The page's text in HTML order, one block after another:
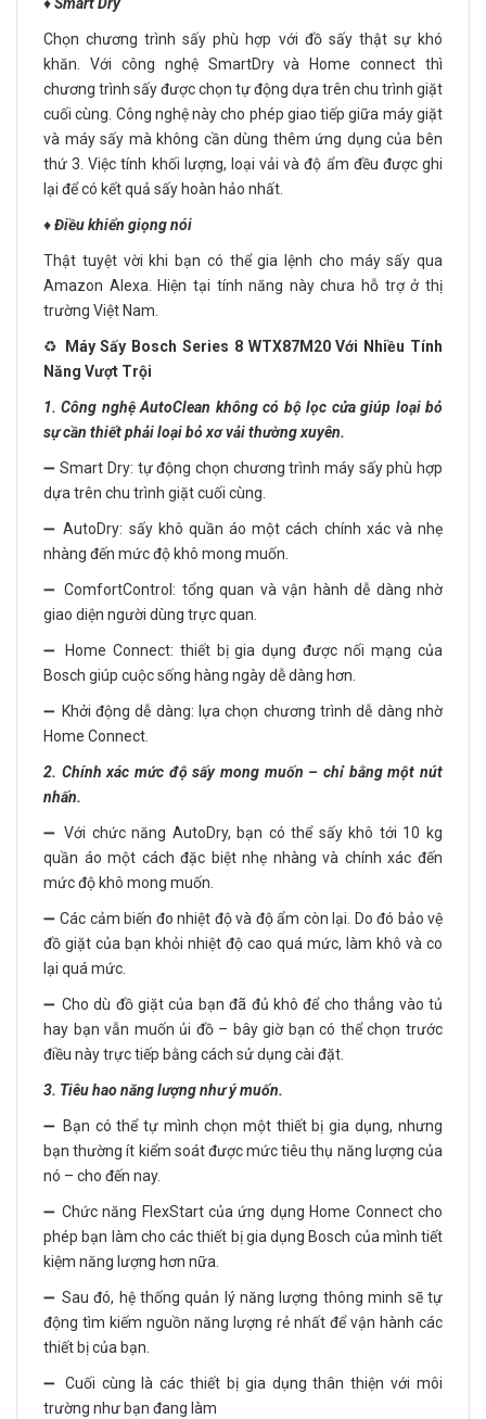
Chọn chương trình sấy phù hợp với đồ sấy thật sự khó
khăn. Với công nghệ SmartDry và Home connect thì
chương trình sấy được chọn tự động dựa trên chu trình giặt
cuối cùng. Công nghệ này cho phép giao tiếp giữa máy giặt
và máy sấy mà không cần dùng thêm ứng dụng của bên
thứ 3. Việc tính khối lượng, loại vải và độ ẩm đều được ghi
lại để có kết quả sấy hoàn hảo nhất.
♦️Điều khiển giọng nói
Thật tuyệt vời khi bạn có thể gia lệnh cho máy sấy qua
Amazon Alexa. Hiện tại tính năng này chưa hỗ trợ ở thị
trường Việt Nam.
♻️
Máy Sấy Bosch Series 8 WTX87M20 Với Nhiều Tính
Năng Vượt Trội
1. Công nghệ AutoClean không có bộ lọc cửa giúp loại bỏ
sự cần thiết phải loại bỏ xơ vải thường xuyên.
➖ Smart Dry: tự động chọn chương trình máy sấy phù hợp
dựa trên chu trình giặt cuối cùng.
➖ AutoDry: sấy khô quần áo một cách chính xác và nhẹ
nhàng đến mức độ khô mong muốn.
➖ ComfortControl: tổng quan và vận hành dễ dàng nhờ
giao diện người dùng trực quan.
➖ Home Connect: thiết bị gia dụng được nối mạng của
Bosch giúp cuộc sống hàng ngày dễ dàng hơn.
➖ Khởi động dễ dàng: lựa chọn chương trình dễ dàng nhờ
Home Connect.
2. Chính xác mức độ sấy mong muốn – chỉ bằng một nút
nhấn.
➖ Với chức năng AutoDry, bạn có thể sấy khô tới 10 kg
quần áo một cách đặc biệt nhẹ nhàng và chính xác đến
mức độ khô mong muốn.
➖ Các cảm biến đo nhiệt độ và độ ẩm còn lại. Do đó bảo vệ
đồ giặt của bạn khỏi nhiệt độ cao quá mức, làm khô và co
lại quá mức.
➖ Cho dù đồ giặt của bạn đã đủ khô để cho thẳng vào tủ
hay bạn vẫn muốn ủi đồ – bây giờ bạn có thể chọn trước
điều này trực tiếp bằng cách sử dụng cài đặt.
3. Tiêu hao năng lượng như ý muốn.
➖ Bạn có thể tự mình chọn một thiết bị gia dụng, nhưng
bạn thường ít kiểm soát được mức tiêu thụ năng lượng của
nó – cho đến nay.
➖ Chức năng FlexStart của ứng dụng Home Connect cho
phép bạn làm cho các thiết bị gia dụng Bosch của mình tiết
kiệm năng lượng hơn nữa.
➖ Sau đó, hệ thống quản lý năng lượng thông minh sẽ tự
động tìm kiếm nguồn năng lượng rẻ nhất để vận hành các
thiết bị của bạn.
➖ Cuối cùng là các thiết bị gia dụng thân thiện với môi
trường như bạn đang làm